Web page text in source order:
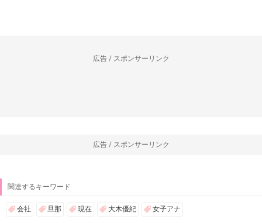
広告 / スポンサーリンク
広告 / スポンサーリンク
関連するキーワード
会社 旦那 現在 大木優紀 女子アナ